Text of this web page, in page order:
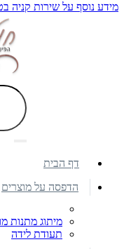
מידע נוסף על שירות קניה
דף הבית
הדפסה על מוצרים
מיתוג מתנות
תעודת לידה